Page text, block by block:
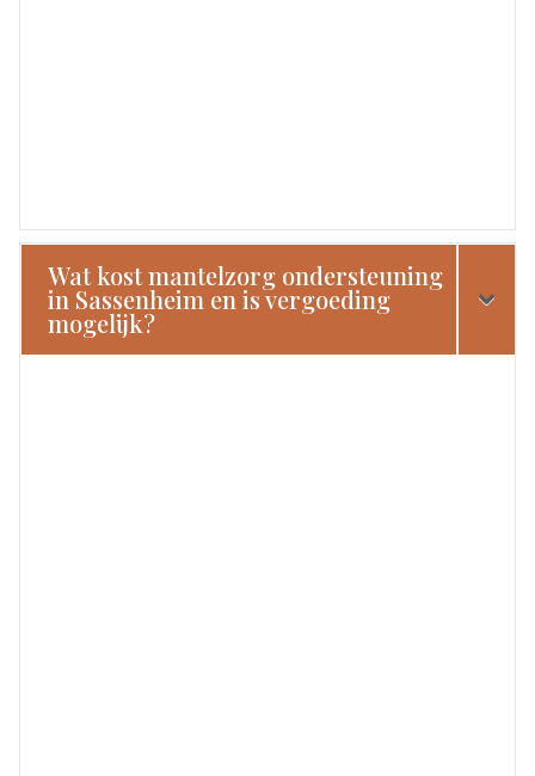
Wat kost mantelzorg ondersteuning
in Sassenheim en is vergoeding
mogelijk?